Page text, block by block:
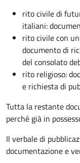
rito civile di
italiani:
rito civile con
documento di
del consolato
rito religioso:
e richiesta di
Tutta la restante
perché già in
Il verbale di
documentazione e